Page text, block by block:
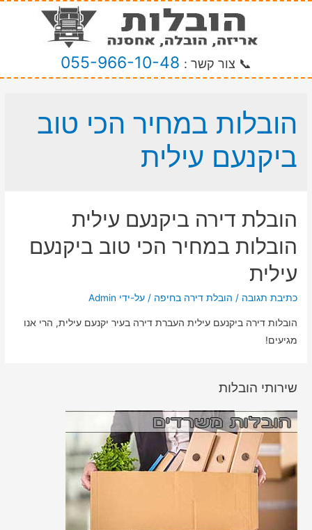
📞 צור קשר : 055-966-10-48
הובלות במחיר הכי טוב
ביקנעם עילית
הובלת דירה ביקנעם עילית
הובלות במחיר הכי טוב ביקנעם
עילית
כתיבת תגובה / הובלת דירה בחיפה / על-ידי Admin
הובלות דירה ביקנעם עילית העברת דירה בעיר יקנעם עילית, הרי אנו
מגיעים!
שירותי הובלות